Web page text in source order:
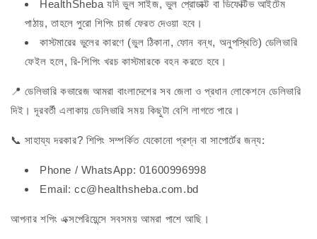
HealthSheba যদি ভুল সাইজ, ভুল প্রোডাক্ট বা ডিফেক্টিভ আইটেম
পাঠায়, তাহলে পুরো শিপিং চার্জ ফেরত দেওয়া হবে।
কাস্টমারের ভুলের কারণে (ভুল ঠিকানা, ফোন বন্ধ, অনুপস্থিতি) ডেলিভারি
ফেইল হলে, রি-শিপিং খরচ কাস্টমারকে বহন করতে হবে।
📍 ডেলিভারি কভারেজ আমরা বাংলাদেশের সব জেলা ও প্রধান লোকেশনে ডেলিভারি
দিই। দূরবর্তী এলাকায় ডেলিভারি সময় কিছুটা বেশি লাগতে পারে।
📞 সাহায্য দরকার? শিপিং সম্পর্কিত যেকোনো প্রশ্ন বা সাপোর্টের জন্য:
Phone / WhatsApp: 01600996998
Email: cc@healthsheba.com.bd
আপনার শপিং এক্সপেরিয়েন্সে সবসময় আমরা পাশে আছি।